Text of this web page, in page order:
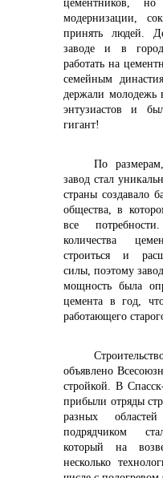
цементников,
модернизации,
принять людей.
заводе и в
работать на
семейным
держали молодежь
энтузиастов и
гигант!
По
завод стал
страны создавало
общества, в
все
количества
строиться и
силы, поэтому
мощность была
цемента в год,
работающего
объявлено
стройкой. В
прибыли отряды
разных
подрядчиком
который на
несколько